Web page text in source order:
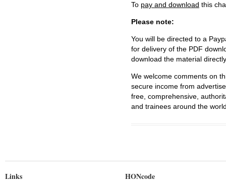
To pay and download this
Please note:
You will be directed to a
for delivery of the PDF
download the material
We welcome comments on
secure income from
free, comprehensive,
and trainees around the
Links HONcode